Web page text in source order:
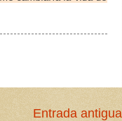
Entrada antigua